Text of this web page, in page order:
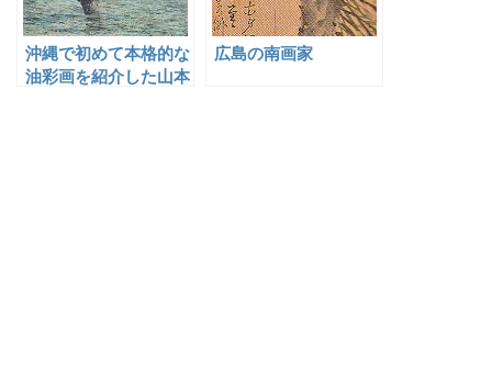
沖縄で初めて本格的な
油彩画を紹介した山本
広島の南画家